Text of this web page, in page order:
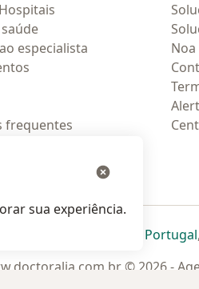
especialista
frequentes
abre num novo separador
abre num novo
abre
Portugal,
© 2026 -
sua experiência.